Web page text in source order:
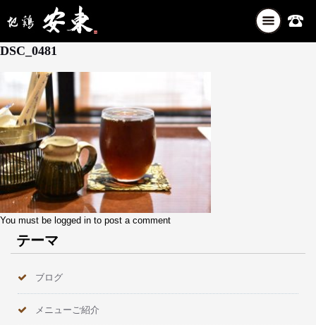
ナ
ビ
6月 4, 2026
DSC_0481
You must be logged in to post a comment
テーマ
ブログ
メニューご紹介